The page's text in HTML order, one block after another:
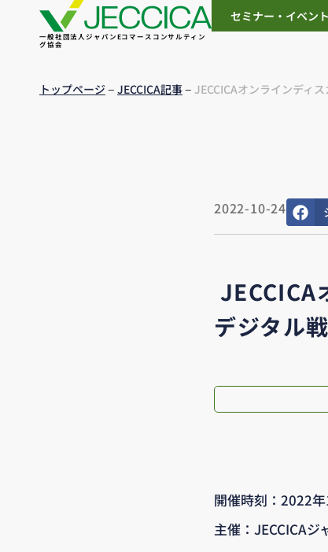
一般社団法人ジャパンEコマースコンサルティン
グ協会
セミナー・イベン
トップページ– JECCICA記事– JECCICAオンラインディ
2022-10-24
JECCICA
デジタル
開催時刻：2022
主催：JECCICA